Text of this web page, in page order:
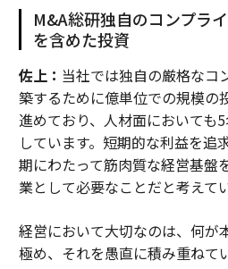
M&A総研独自のコンプラ
を含めた投資
佐上： 当社では独自の厳格なコ
築するために億単位での規模の
進めており、人材面においても
しています。短期的な利益を追
期にわたって筋肉質な経営基盤
業として必要なことだと考えて
経営において大切なのは、何が
極め、それを愚直に積み重ねて